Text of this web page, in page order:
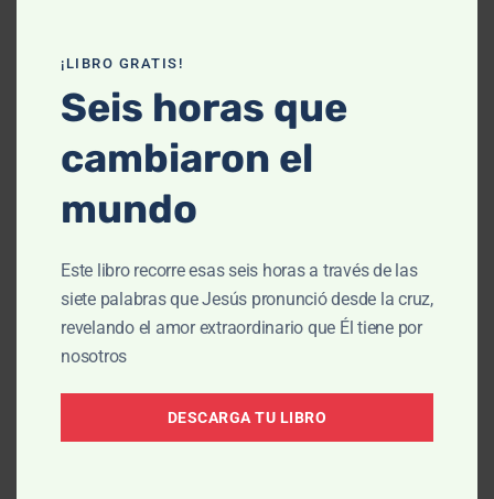
ENSEÑANZA
Cultivando la pureza, Parte 2
¡LIBRO GRATIS!
Seis horas que
cambiaron el
mundo
Este libro recorre esas seis horas a través de las
siete palabras que Jesús pronunció desde la cruz,
revelando el amor extraordinario que Él tiene por
nosotros
DESCARGA TU LIBRO